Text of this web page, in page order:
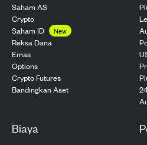
Saham AS
Crypto
Saham ID
New
Reksa Dana
Emas
Options
Crypto Futures
Bandingkan Aset
Biaya